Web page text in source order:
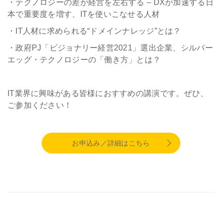
・テクノロジーの差が経営を左右する – DXが加速する日
本で重要度を増す、ITを使いこなせる人材
・IT人材に求められる“ドメインナレッジ”とは？
・政府PJ「ビジョナリー経営2021」選出企業、シルバー
エッグ・テクノロジーの「働き方」とは？
IT業界に興味がある皆様におすすめの講演です。ぜひ、
ご参加ください！
お申込み／詳細はこちら